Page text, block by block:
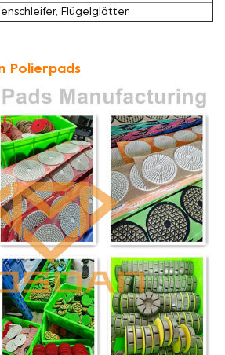
Flügelglätter
Polierpads